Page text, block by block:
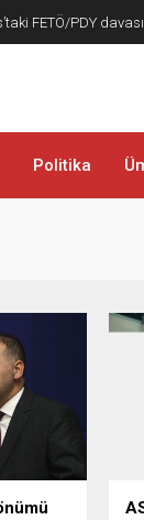
FETÖ/PDY
Politika